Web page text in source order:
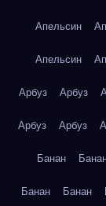
Апельсин
Апельсин
Арбуз Арбуз
Арбуз Арбуз
Банан
Банан Банан